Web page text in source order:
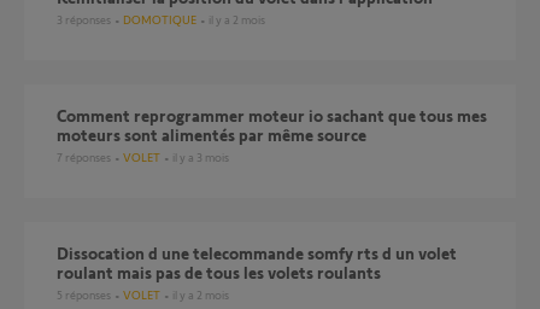
3 réponses DOMOTIQUE il y a 2 mois
comment reprogrammer moteur io sachant que tous mes
moteurs sont alimentés par même source
7 réponses VOLET il y a 3 mois
dissocation d une telecommande somfy rts d un volet
roulant mais pas de tous les volets roulants
5 réponses VOLET il y a 2 mois